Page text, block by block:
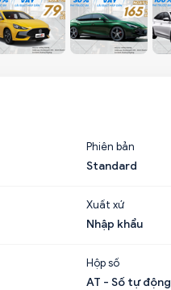
Phiên bản
Standard
Xuất xứ
Nhập khẩu
Hộp số
AT - Số tự động